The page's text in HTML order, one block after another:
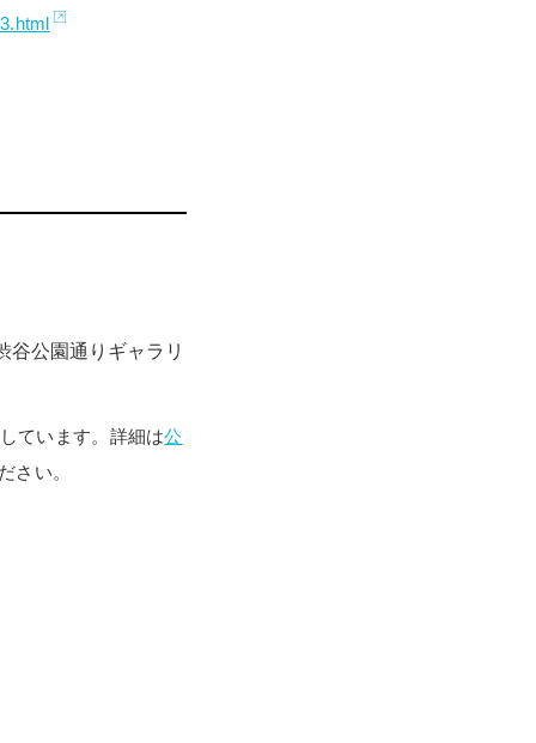
谷公園通りギャラリ
ています。詳細は公
さい。